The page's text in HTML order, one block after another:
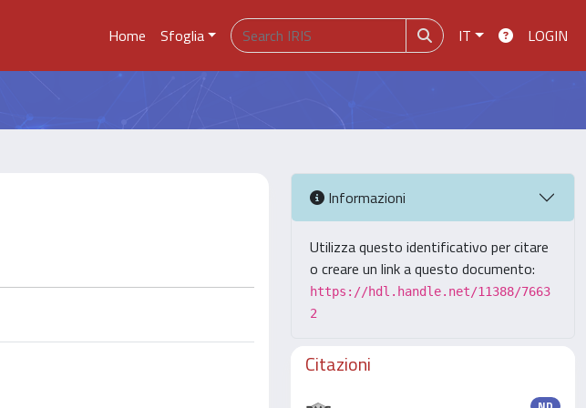
Home Sfoglia IT LOGIN
Informazioni
Utilizza questo identificativo per citare
o creare un link a questo documento:
https://hdl.handle.net/11388/7663
2
Citazioni